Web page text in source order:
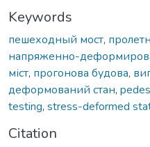
Keywords
пешеходный мост,
напряженно-
міст, прогонова будова,
деформований стан,
testing, stress-deformed
Citation